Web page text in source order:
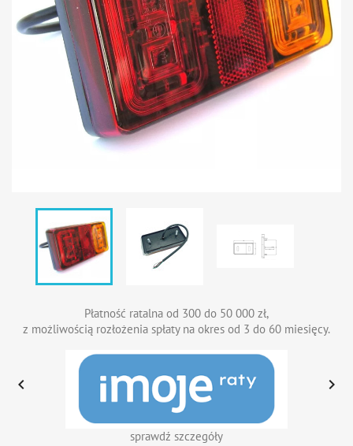
Płatność ratalna od 300 do 50 000 zł,
z możliwością rozłożenia spłaty na okres od 3 do 60 miesięcy.
sprawdź szczegóły
 